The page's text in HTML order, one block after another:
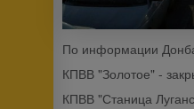
По информации
КПВВ "Золотое" -
КПВВ "Станица